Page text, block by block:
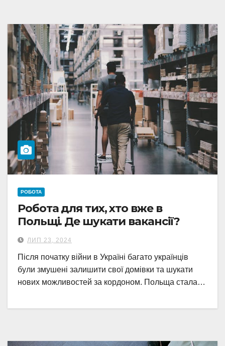
РОБОТА
Робота для тих, хто вже в
Польщі. Де шукати вакансії?
ЛИП 23, 2024
Після початку війни в Україні багато українців
були змушені залишити свої домівки та шукати
нових можливостей за кордоном. Польща стала…